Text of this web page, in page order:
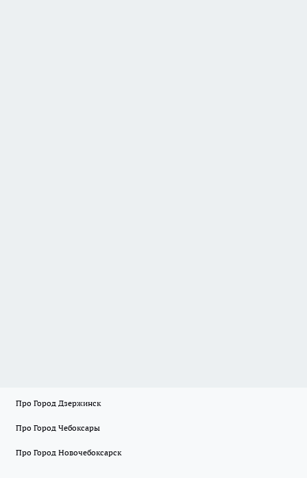
Про Город Дзержинск
Про Город Чебоксары
Про Город Новочебоксарск